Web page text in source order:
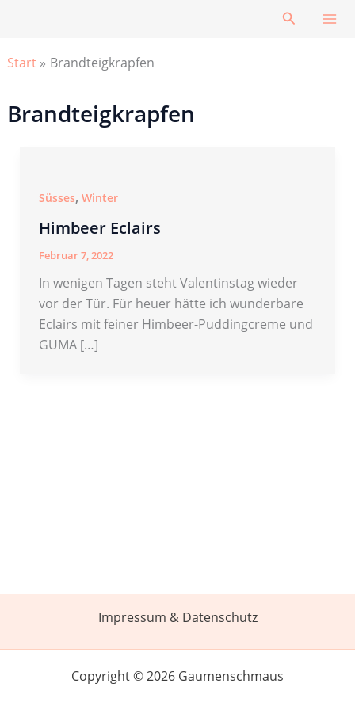
Suchen
Start Brandteigkrapfen
Brandteigkrapfen
Süsses, Winter
Himbeer Eclairs
Februar 7, 2022
In wenigen Tagen steht Valentinstag wieder
vor der Tür. Für heuer hätte ich wunderbare
Eclairs mit feiner Himbeer-Puddingcreme und
GUMA […]
Impressum & Datenschutz
Copyright © 2026 Gaumenschmaus